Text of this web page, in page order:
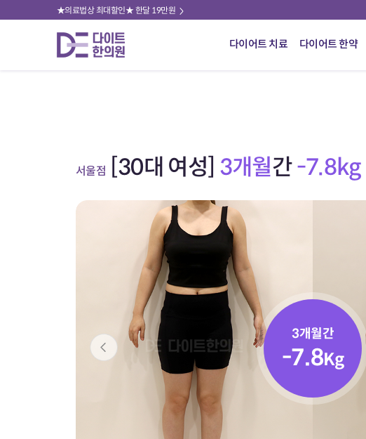
★의료법상 최대할인★ 한달 19만원
다이어트 치료 다이어트 한약
서울점 [30대 여성] 3개월간-7.8kg
3개월간
-7.8Kg